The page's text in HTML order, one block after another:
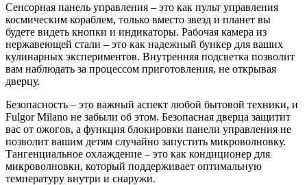
Сенсорная панель управления – это как пульт управления
космическим кораблем, только вместо звезд и планет вы
будете видеть кнопки и индикаторы. Рабочая камера из
нержавеющей стали – это как надежный бункер для ваших
кулинарных экспериментов. Внутренняя подсветка позволит
вам наблюдать за процессом приготовления, не открывая
дверцу.
Безопасность – это важный аспект любой бытовой техники, и
Fulgor Milano не забыли об этом. Безопасная дверца защитит
вас от ожогов, а функция блокировки панели управления не
позволит вашим детям случайно запустить микроволновку.
Тангенциальное охлаждение – это как кондиционер для
микроволновки, который поддерживает оптимальную
температуру внутри и снаружи.